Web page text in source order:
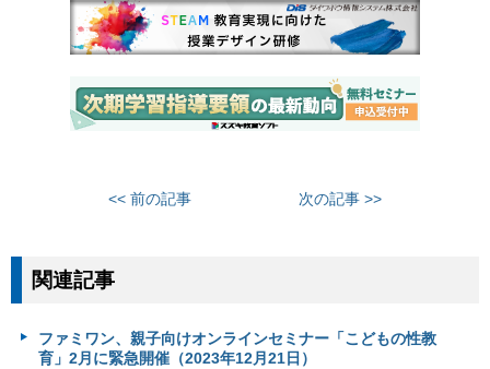
<< 前の記事 次の記事 >>
関連記事
ファミワン、親子向けオンラインセミナー「こどもの性教
育」2月に緊急開催（2023年12月21日）